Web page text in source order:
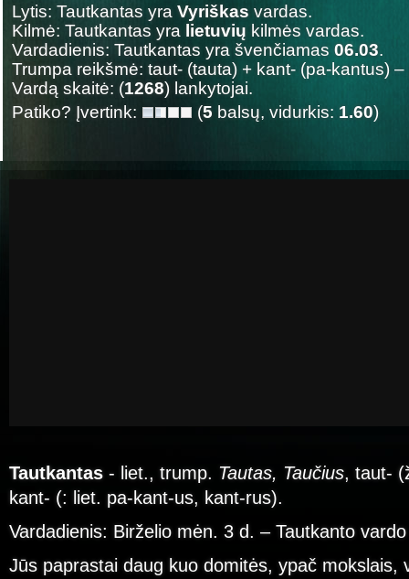
Lytis: Tautkantas yra Vyriškas vardas.
Kilmė: Tautkantas yra lietuvių kilmės vardas.
Vardadienis: Tautkantas yra švenčiamas 06.03.
Trumpa reikšmė: taut- (tauta) + kant- (pa-kantus) –
Vardą skaitė: (1268) lankytojai.
Patiko? Įvertink:
(5 balsų, vidurkis: 1.60)
Tautkantas - liet., trump. Tautas, Taučius, taut-
kant- (: liet. pa-kant-us, kant-rus).
Vardadienis: Birželio mėn. 3 d. – Tautkanto
Jūs paprastai daug kuo domitės, ypač mokslais,